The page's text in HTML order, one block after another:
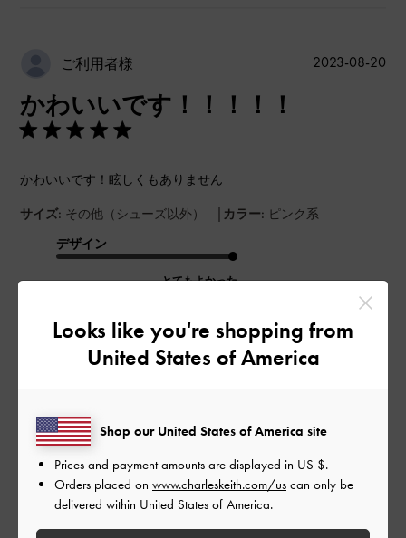
ご利用者様
かわいいです！！！！！
かわいいです！眩しくもありません
サイズ: その他（シューズ以外） | カラー: ピンク系
デザイン
とてもよかった
品質
とてもよかった
公
2023-08-20
このレビューは役に立ちましたか？
Looks like you're shopping from
United States of America
Shop our United States of America site
Prices and payment amounts are displayed in US $.
Orders placed on www.charleskeith.com/us can only be
delivered within United States of America.